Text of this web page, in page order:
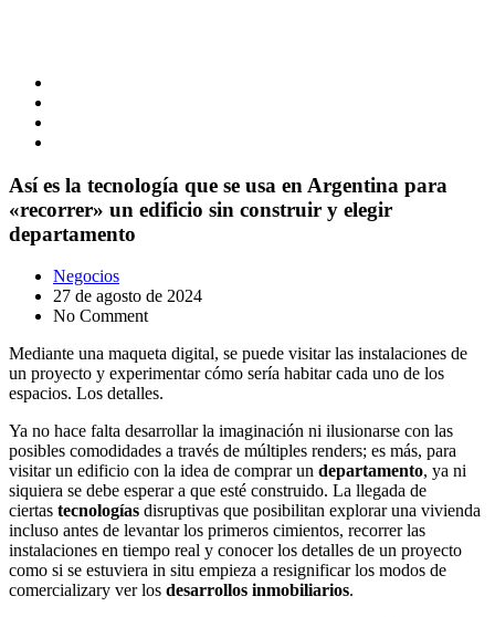
Así es la tecnología que se usa en Argentina para
«recorrer» un edificio sin construir y elegir
departamento
Negocios
27 de agosto de 2024
No Comment
Mediante una maqueta digital, se puede visitar las instalaciones de
un proyecto y experimentar cómo sería habitar cada uno de los
espacios. Los detalles.
Ya no hace falta desarrollar la imaginación ni ilusionarse con las
posibles comodidades a través de múltiples renders; es más, para
visitar un edificio con la idea de comprar un departamento, ya ni
siquiera se debe esperar a que esté construido. La llegada de
ciertas tecnologías disruptivas que posibilitan explorar una vivienda
incluso antes de levantar los primeros cimientos, recorrer las
instalaciones en tiempo real y conocer los detalles de un proyecto
como si se estuviera in situ empieza a resignificar los modos de
comercializary ver los desarrollos inmobiliarios.